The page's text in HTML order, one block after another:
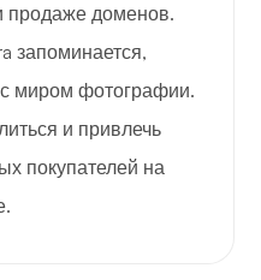
продаже доменов.
запоминается,
с миром фотографии.
и привлечь
покупателей на